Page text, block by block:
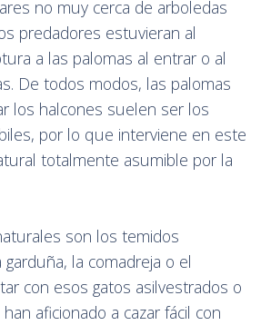
no muy cerca de arboledas
predadores estuvieran al
a las palomas al entrar o al
De todos modos, las palomas
los halcones suelen ser los
por lo que interviene en este
totalmente asumible por la
son los temidos
la comadreja o el
con esos gatos asilvestrados o
aficionado a cazar fácil con